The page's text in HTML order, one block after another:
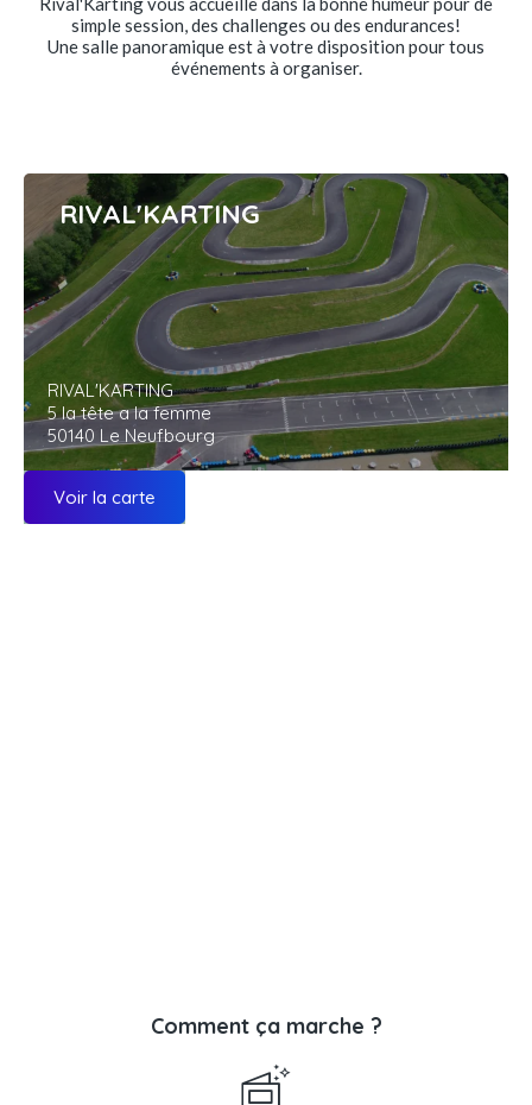
simple session, des challenges ou des endurances!
Une salle panoramique est à votre disposition pour tous
événements à organiser.
RIVAL'KARTING
RIVAL'KARTING
5 la tête a la femme
50140 Le Neufbourg
Voir la carte
Comment ça marche ?